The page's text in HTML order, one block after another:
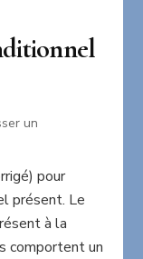
un
pour
présent. Le
à la
comportent un